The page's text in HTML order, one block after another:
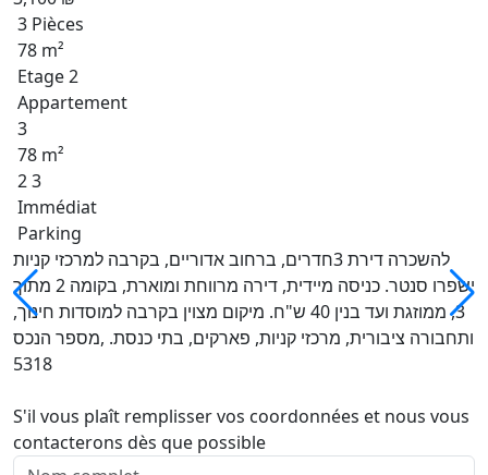
3 Pièces
78 m²
Etage 2
Appartement
3
78 m²
2 3
Immédiat
Parking
להשכרה דירת 3חדרים, ברחוב אדוריים, בקרבה למרכזי קניות
ישפרו סנטר. כניסה מיידית, דירה מרווחת ומוארת, בקומה 2 מתוך
3, ממוזגת ועד בנין 40 ש"ח. מיקום מצוין בקרבה למוסדות חינוך,
ותחבורה ציבורית, מרכזי קניות, פארקים, בתי כנסת. ,מספר הנכס
5318
S'il vous plaît remplisser vos coordonnées et nous vous
contacterons dès que possible